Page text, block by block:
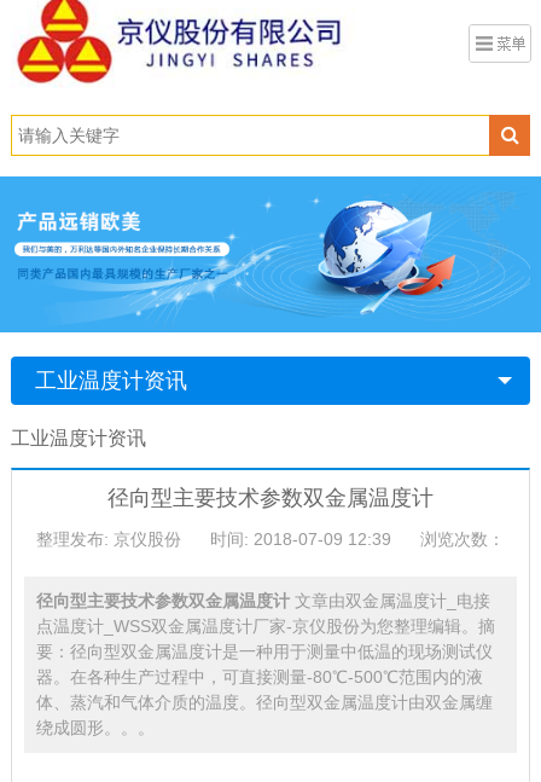
工业温度计资讯
工业温度计资讯
径向型主要技术参数双金属温度计
整理发布: 京仪股份 时间: 2018-07-09 12:39 浏览次数：
径向型主要技术参数双金属温度计 文章由双金属温度计_电接
点温度计_WSS双金属温度计厂家-京仪股份为您整理编辑。摘
要：径向型双金属温度计是一种用于测量中低温的现场测试仪
器。在各种生产过程中，可直接测量-80℃-500℃范围内的液
体、蒸汽和气体介质的温度。径向型双金属温度计由双金属缠
绕成圆形。。。